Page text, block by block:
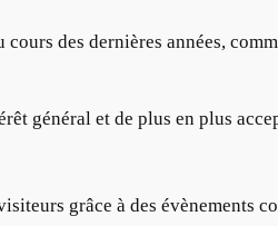
des dernières années,
général et de plus en plus
grâce à des évènements